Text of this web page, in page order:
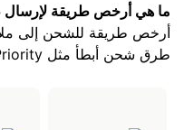
ما هي أرخص طريقة لإرسال
أرخص طريقة للشحن إلى
طرق شحن أبطأ مثل USPS Priority أو USPS Express.